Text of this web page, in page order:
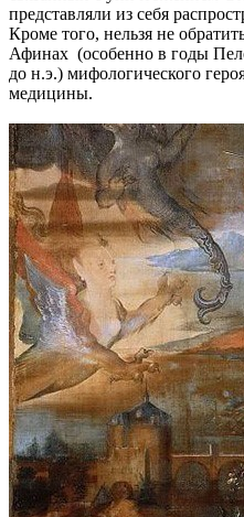
представляли из себя
Кроме того, нельзя не
Афинах (особенно в годы
до н.э.) мифологического
медицины.